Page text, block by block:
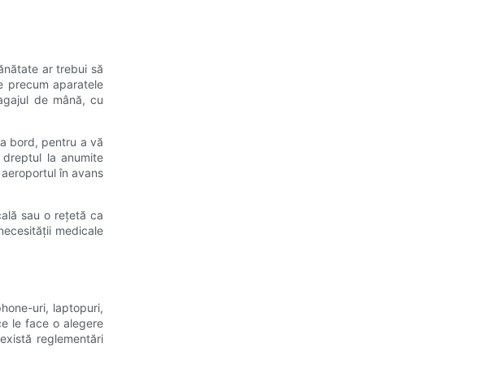
ar trebui să
precum aparatele
de mână, cu
bord, pentru a vă
la anumite
în avans
sau o rețetă ca
medicale
uri, laptopuri,
le face o alegere
reglementări